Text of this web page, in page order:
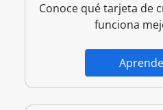
Conoce qué tarjeta de
funciona